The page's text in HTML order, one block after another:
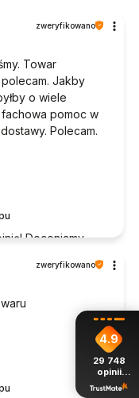
Doceniamy
że mamy
sklepu.
zweryfikowano
Towar
Jakby
o wiele
fachowa pomoc w
Polecam.
zweryfikowano
4.9
29 748
opinii
z całego
okresu